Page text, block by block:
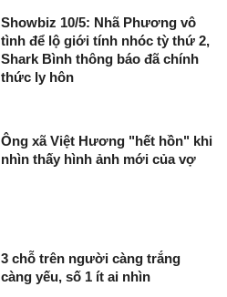
Showbiz 10/5: Nhã Phương vô
tình để lộ giới tính nhóc tỳ thứ 2,
Shark Bình thông báo đã chính
thức ly hôn
Ông xã Việt Hương "hết hồn" khi
nhìn thấy hình ảnh mới của vợ
3 chỗ trên người càng trắng
càng yếu, số 1 ít ai nhìn